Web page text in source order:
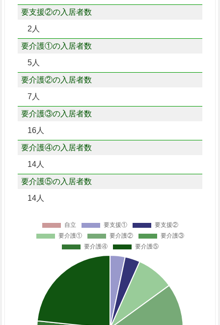
要支援②の入居者数
2人
要介護①の入居者数
5人
要介護②の入居者数
7人
要介護③の入居者数
16人
要介護④の入居者数
14人
要介護⑤の入居者数
14人